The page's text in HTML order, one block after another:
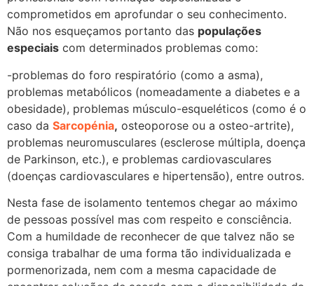
comprometidos em aprofundar o seu conhecimento.
Não nos esqueçamos portanto das populações
especiais com determinados problemas como:
-problemas do foro respiratório (como a asma),
problemas metabólicos (nomeadamente a diabetes e a
obesidade), problemas músculo-esqueléticos (como é o
caso da Sarcopénia, osteoporose ou a osteo-artrite),
problemas neuromusculares (esclerose múltipla, doença
de Parkinson, etc.), e problemas cardiovasculares
(doenças cardiovasculares e hipertensão), entre outros.
Nesta fase de isolamento tentemos chegar ao máximo
de pessoas possível mas com respeito e consciência.
Com a humildade de reconhecer de que talvez não se
consiga trabalhar de uma forma tão individualizada e
pormenorizada, nem com a mesma capacidade de